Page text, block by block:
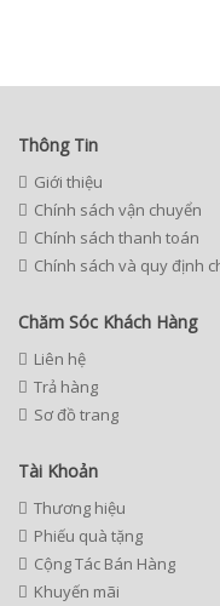
Thông Tin
Giới thiệu
Chính sách vận chuyển
Chính sách thanh toán
Chính sách và quy định
Chăm Sóc Khách Hàng
Liên hệ
Trả hàng
Sơ đồ trang
Tài Khoản
Thương hiệu
Phiếu quà tặng
Cộng Tác Bán Hàng
Khuyến mãi